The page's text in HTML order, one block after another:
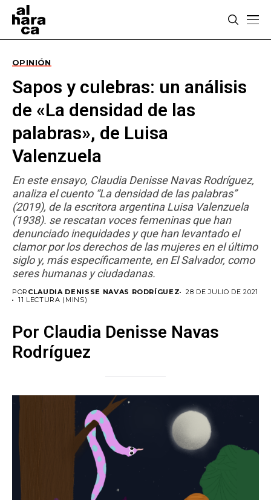
OPINIÓN
Sapos y culebras: un análisis
de «La densidad de las
palabras», de Luisa
Valenzuela
En este ensayo, Claudia Denisse Navas Rodríguez,
analiza el cuento “La densidad de las palabras”
(2019), de la escritora argentina Luisa Valenzuela
(1938). se rescatan voces femeninas que han
denunciado inequidades y que han levantado el
clamor por los derechos de las mujeres en el último
siglo y, más específicamente, en El Salvador, como
seres humanas y ciudadanas.
POR CLAUDIA DENISSE NAVAS RODRÍGUEZ
28 DE JULIO DE 2021
11 LECTURA (MINS)
Por Claudia Denisse Navas
Rodríguez